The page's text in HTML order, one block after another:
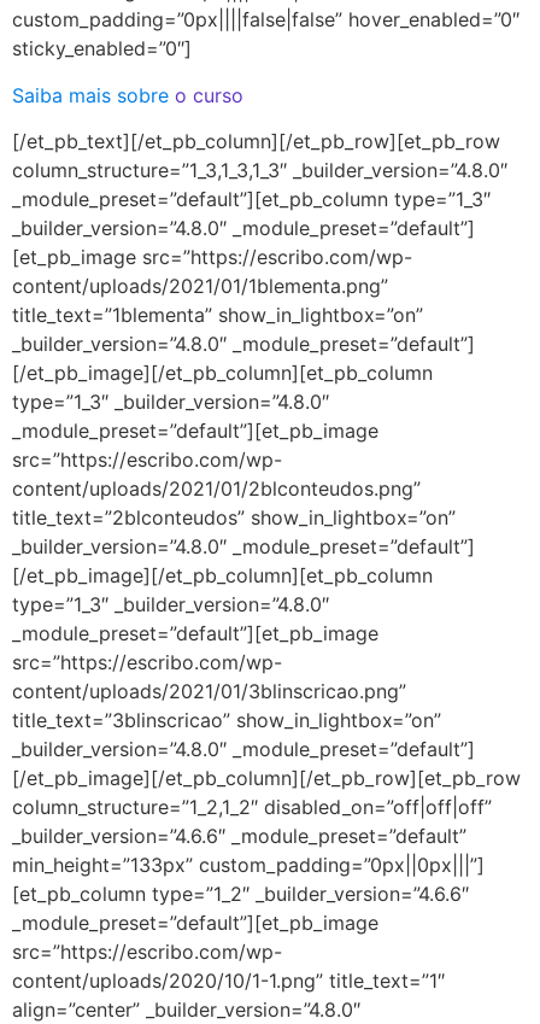
custom_padding=”0px||||false|false” hover_enabled=”0″
sticky_enabled=”0″]
Saiba mais sobre o curso
[/et_pb_text][/et_pb_column][/et_pb_row][et_pb_row
column_structure=”1_3,1_3,1_3″ _builder_version=”4.8.0″
_module_preset=”default”][et_pb_column type=”1_3″
_builder_version=”4.8.0″ _module_preset=”default”]
[et_pb_image src=”https://escribo.com/wp-
content/uploads/2021/01/1blementa.png”
title_text=”1blementa” show_in_lightbox=”on”
_builder_version=”4.8.0″ _module_preset=”default”]
[/et_pb_image][/et_pb_column][et_pb_column
type=”1_3″ _builder_version=”4.8.0″
_module_preset=”default”][et_pb_image
src=”https://escribo.com/wp-
content/uploads/2021/01/2blconteudos.png”
title_text=”2blconteudos” show_in_lightbox=”on”
_builder_version=”4.8.0″ _module_preset=”default”]
[/et_pb_image][/et_pb_column][et_pb_column
type=”1_3″ _builder_version=”4.8.0″
_module_preset=”default”][et_pb_image
src=”https://escribo.com/wp-
content/uploads/2021/01/3blinscricao.png”
title_text=”3blinscricao” show_in_lightbox=”on”
_builder_version=”4.8.0″ _module_preset=”default”]
[/et_pb_image][/et_pb_column][/et_pb_row][et_pb_row
column_structure=”1_2,1_2″ disabled_on=”off|off|off”
_builder_version=”4.6.6″ _module_preset=”default”
min_height=”133px” custom_padding=”0px||0px|||”]
[et_pb_column type=”1_2″ _builder_version=”4.6.6″
_module_preset=”default”][et_pb_image
src=”https://escribo.com/wp-
content/uploads/2020/10/1-1.png” title_text=”1″
align=”center” _builder_version=”4.8.0″